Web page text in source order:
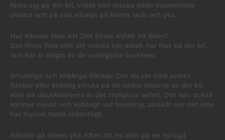
fästa sig på din bil, vilket kan orsaka både kosmetiska
skador och på sikt slitage på bilens lack och yta.
Hur Känner Man Att Det Finns Asfalt På Bilen?
Det finns flera sätt att märka när asfalt har fäst på din bil,
och här är några av de vanligaste tecknen:
Smutsiga och klibbiga fläckar: Om du ser små svarta
fläckar eller klibbig smuts på de nedre delarna av din bil
eller på däckkanterna är det troligtvis asfalt. Det kan också
kännas mjukt och klibbigt vid beröring, särskilt om det inte
har hunnit torka ordentligt.
Ränder på bilens yta: Efter att ha kört på en nylagd